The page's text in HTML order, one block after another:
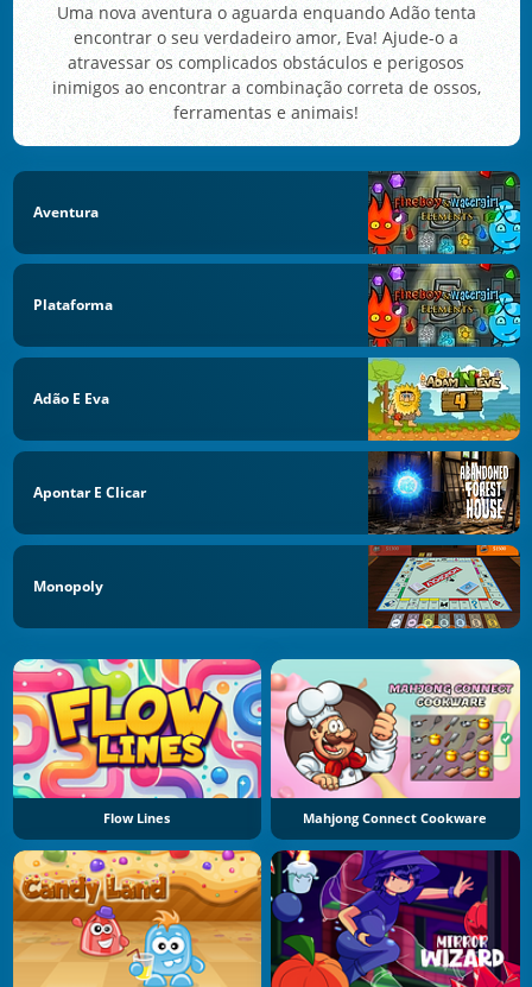
Uma nova aventura o aguarda enquando Adão tenta
encontrar o seu verdadeiro amor, Eva! Ajude-o a
atravessar os complicados obstáculos e perigosos
inimigos ao encontrar a combinação correta de ossos,
ferramentas e animais!
Aventura
Plataforma
Adão E Eva
Apontar E Clicar
Monopoly
Flow Lines Mahjong Connect Cookware